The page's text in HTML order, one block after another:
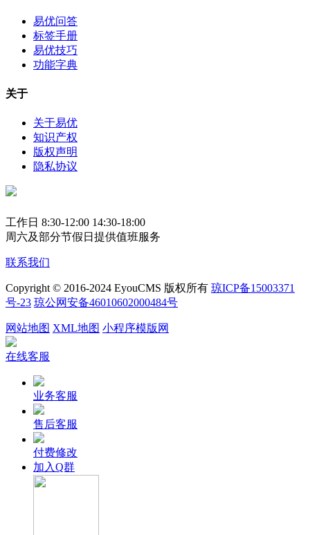
易优问答
标签手册
易优技巧
功能字典
关于
关于易优
知识产权
版权声明
隐私协议
工作日 8:30-12:00 14:30-18:00
周六及部分节假日提供值班服务
联系我们
Copyright © 2016-2024 EyouCMS 版权所有 琼ICP备15003371
号-23 琼公网安备46010602000484号
网站地图 XML地图 小程序模版网
在线客服
业务客服
售后客服
付费修改
加入Q群